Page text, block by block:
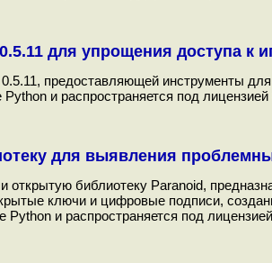
для упрощения доступа к
предоставляющей инструменты
и распространяется под
для выявления
открытую библиотеку Paranoid,
ключи и цифровые подписи,
и распространяется под